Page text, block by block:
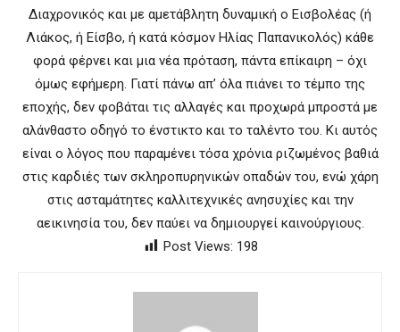
Διαχρονικός και με αμετάβλητη δυναμική ο Εισβολέας (ή
Λιάκος, ή Είσβο, ή κατά κόσμον Ηλίας Παπανικολός) κάθε
φορά φέρνει και μια νέα πρόταση, πάντα επίκαιρη – όχι
όμως εφήμερη. Γιατί πάνω απ’ όλα πιάνει το τέμπο της
εποχής, δεν φοβάται τις αλλαγές και προχωρά μπροστά με
αλάνθαστο οδηγό το ένστικτο και το ταλέντο του. Kι αυτός
είναι ο λόγος που παραμένει τόσα χρόνια ριζωμένος βαθιά
στις καρδιές των σκληροπυρηνικών οπαδών του, ενώ χάρη
στις ασταμάτητες καλλιτεχνικές ανησυχίες και την
αεικινησία του, δεν παύει να δημιουργεί καινούργιους.
Post Views: 198